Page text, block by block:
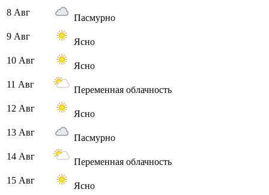
8 Авг
Пасмурно
9 Авг
Ясно
10 Авг
Ясно
11 Авг
Переменная облачность
12 Авг
Ясно
13 Авг
Пасмурно
14 Авг
Переменная облачность
15 Авг
Ясно